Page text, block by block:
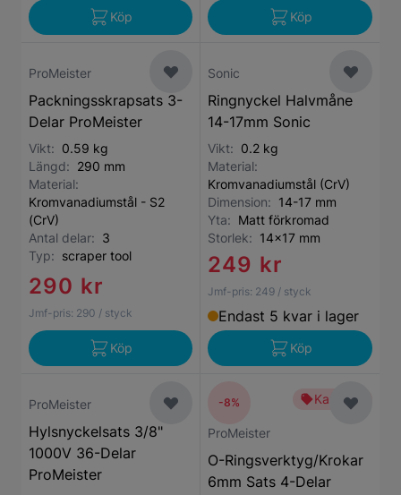
Köp Köp
ProMeister
Packningsskrapsats 3-
Delar ProMeister
Vikt: 0.59 kg
Längd: 290 mm
Material:
Kromvanadiumstål - S2
(CrV)
Antal delar: 3
Typ: scraper tool
290 kr
Jmf-pris: 290 / styck
Köp
Sonic
Ringnyckel Halvmåne
14-17mm Sonic
Vikt: 0.2 kg
Material:
Kromvanadiumstål (CrV)
Dimension: 14-17 mm
Yta: Matt förkromad
Storlek: 14x17 mm
249 kr
Jmf-pris: 249 / styck
Endast 5 kvar i lager
Köp
ProMeister
Hylsnyckelsats 3/8"
1000V 36-Delar
ProMeister
Kampanj
ProMeister
O-Ringsverktyg/Krokar
6mm Sats 4-Delar
-8%